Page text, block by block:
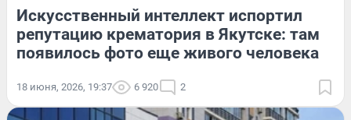
Искусственный интеллект испортил
репутацию крематория в Якутске: там
появилось фото еще живого человека
18 июня, 2026, 19:37 6 920 2